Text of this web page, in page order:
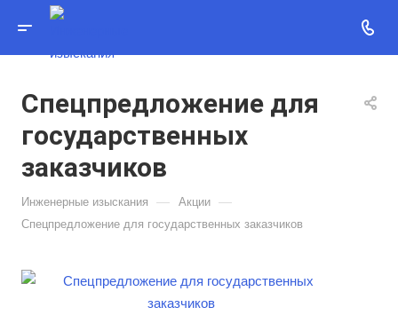
Спецпредложение для
государственных
заказчиков
Инженерные изыскания — Акции —
Спецпредложение для государственных заказчиков